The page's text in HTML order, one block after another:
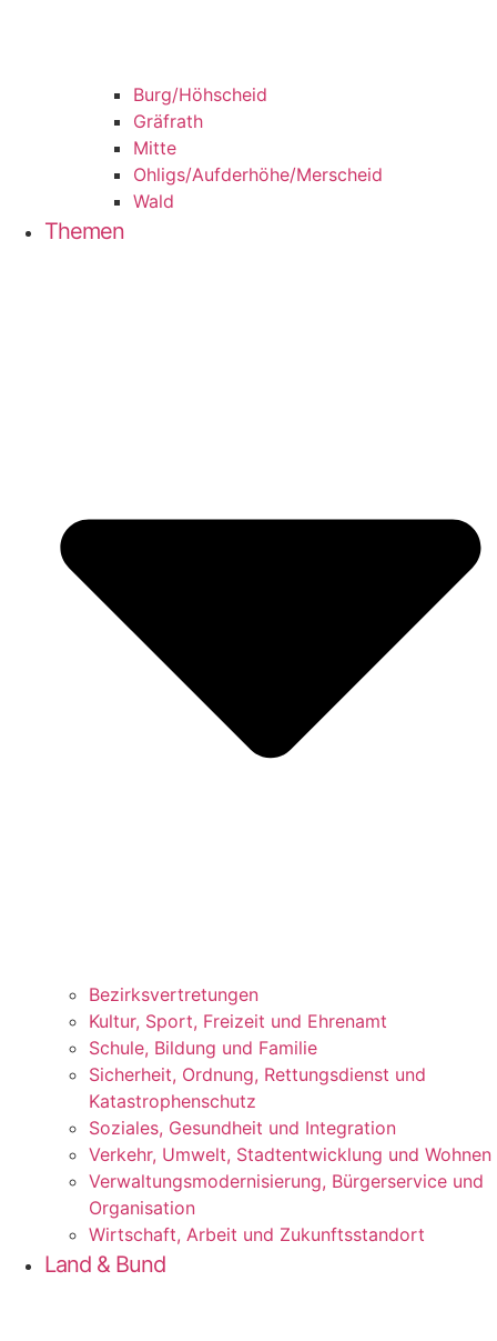
Burg/​Höhscheid
Grä­f­rath
Mit­te
Ohligs/​Aufderhöhe/​Merscheid
Wald
The­men
Bezirks­vertretungen
Kul­tur, Sport, Frei­zeit und Ehrenamt
Schu­le, Bil­dung und Familie
Sicher­heit, Ord­nung, Ret­tungs­dienst und
Katastrophenschutz
Sozia­les, Gesund­heit und Integration
Ver­kehr, Umwelt, Stadt­ent­wick­lung und Wohnen
Ver­wal­tungs­mo­der­ni­sie­rung, Bür­ger­ser­vice und
Organisation
Wirt­schaft, Arbeit und Zukunftsstandort
Land & Bund